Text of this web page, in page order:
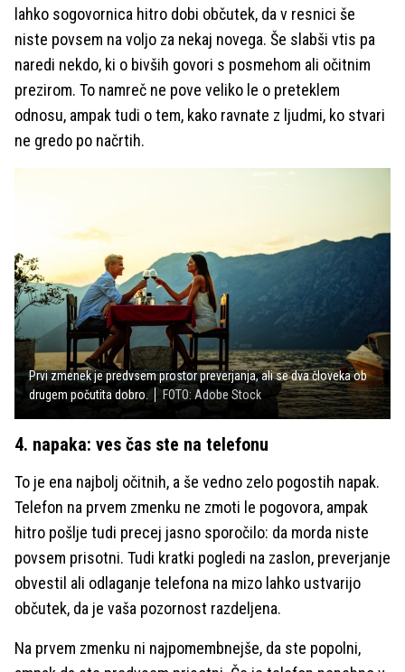
lahko sogovornica hitro dobi občutek, da v resnici še
niste povsem na voljo za nekaj novega. Še slabši vtis pa
naredi nekdo, ki o bivših govori s posmehom ali očitnim
prezirom. To namreč ne pove veliko le o preteklem
odnosu, ampak tudi o tem, kako ravnate z ljudmi, ko stvari
ne gredo po načrtih.
Prvi zmenek je predvsem prostor preverjanja, ali se dva človeka ob
drugem počutita dobro.
FOTO: Adobe Stock
4. napaka: ves čas ste na telefonu
To je ena najbolj očitnih, a še vedno zelo pogostih napak.
Telefon na prvem zmenku ne zmoti le pogovora, ampak
hitro pošlje tudi precej jasno sporočilo: da morda niste
povsem prisotni. Tudi kratki pogledi na zaslon, preverjanje
obvestil ali odlaganje telefona na mizo lahko ustvarijo
občutek, da je vaša pozornost razdeljena.
Na prvem zmenku ni najpomembnejše, da ste popolni,